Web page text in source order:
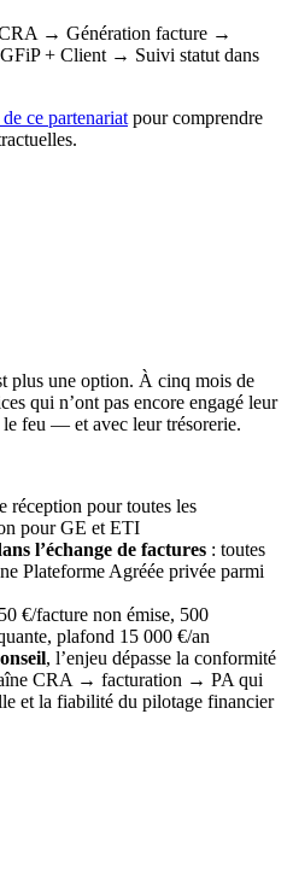
→ Génération facture →
+ Client → Suivi statut dans
ce partenariat pour comprendre
plus une option. À cinq mois de
qui n’ont pas encore engagé leur
feu — et avec leur trésorerie.
réception pour toutes les
pour GE et ETI
l’échange de factures : toutes
Plateforme Agréée privée parmi
€/facture non émise, 500
plafond 15 000 €/an
, l’enjeu dépasse la conformité
CRA → facturation → PA qui
et la fiabilité du pilotage financier